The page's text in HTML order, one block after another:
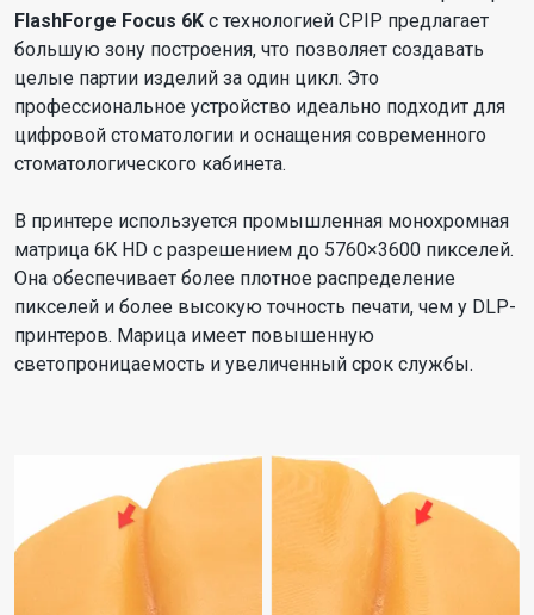
FlashForge Focus 6K с технологией CPIP предлагает
большую зону построения, что позволяет создавать
целые партии изделий за один цикл. Это
профессиональное устройство идеально подходит для
цифровой стоматологии и оснащения современного
стоматологического кабинета.
В принтере используется промышленная монохромная
матрица 6K HD с разрешением до 5760×3600 пикселей.
Она обеспечивает более плотное распределение
пикселей и более высокую точность печати, чем у DLP-
принтеров. Марица имеет повышенную
светопроницаемость и увеличенный срок службы.